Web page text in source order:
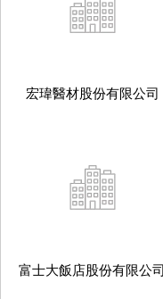
宏瑋醫材股份有限公司
富士大飯店股份有限公司